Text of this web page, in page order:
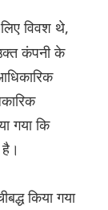
विवश थे,
कंपनी के
गया कि
किया गया